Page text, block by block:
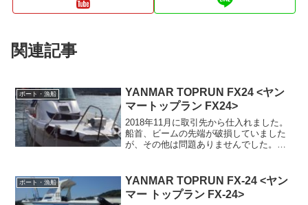
関連記事
ボート・漁船
YANMAR TOPRUN FX24 <ヤン
マートップラン FX24>
2018年11月に取引先から仕入れました。
船首、ビームの先端が破損していました
が、その他は問題ありませんでした。タ
い。
ボート・漁船
YANMAR TOPRUN FX-24 <ヤン
マー トップラン FX-24>